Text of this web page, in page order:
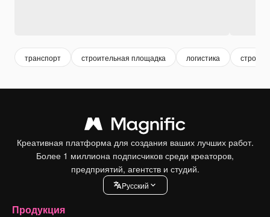
транспорт строительная площадка логистика
Креативная платформа для создания ваших лучших работ.
Более 1 миллиона подписчиков среди креаторов,
предприятий, агентств и студий.
Pусский
Продукция